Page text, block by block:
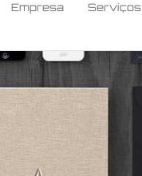
Empresa Serviços